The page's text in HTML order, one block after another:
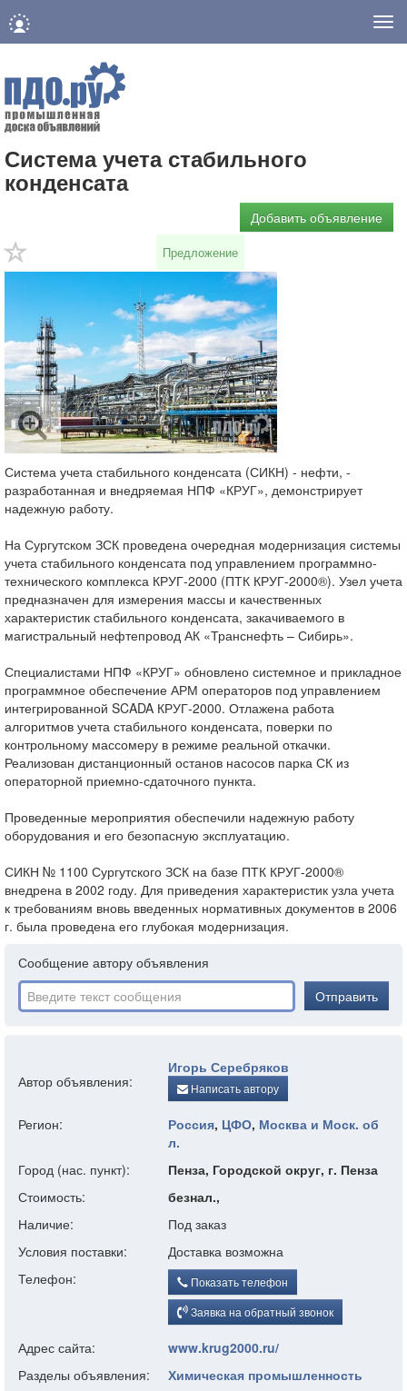
Система учета стабильного
конденсата
Добавить объявление
Предложение
Система учета стабильного конденсата (СИКН) - нефти, -
разработанная и внедряемая НПФ «КРУГ», демонстрирует
надежную работу.
На Сургутском ЗСК проведена очередная модернизация системы
учета стабильного конденсата под управлением программно-
технического комплекса КРУГ-2000 (ПТК КРУГ-2000®). Узел учета
предназначен для измерения массы и качественных
характеристик стабильного конденсата, закачиваемого в
магистральный нефтепровод АК «Транснефть – Сибирь».
Специалистами НПФ «КРУГ» обновлено системное и прикладное
программное обеспечение АРМ операторов под управлением
интегрированной SCADA КРУГ-2000. Отлажена работа
алгоритмов учета стабильного конденсата, поверки по
контрольному массомеру в режиме реальной откачки.
Реализован дистанционный останов насосов парка СК из
операторной приемно-сдаточного пункта.
Проведенные мероприятия обеспечили надежную работу
оборудования и его безопасную эксплуатацию.
СИКН № 1100 Сургутского ЗСК на базе ПТК КРУГ-2000®
внедрена в 2002 году. Для приведения характеристик узла учета
к требованиям вновь введенных нормативных документов в 2006
г. была проведена его глубокая модернизация.
Сообщение автору объявления
Отправить
Автор объявления:
Игорь Серебряков
Написать автору
Регион: Россия, ЦФО, Москва и Моск. об
л.
Город (нас. пункт):
Пенза, Городской округ, г. Пенза
Стоимость:
безнал.,
Наличие:
Под заказ
Условия поставки:
Доставка возможна
Телефон:
Показать телефон
Заявка на обратный звонок
Адрес сайта:
www.krug2000.ru/
Разделы объявления:
Химическая промышленность